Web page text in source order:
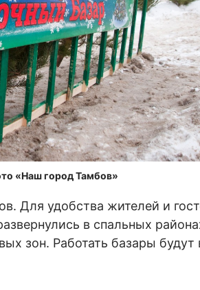
«Наш город Тамбов»
Для удобства жителей и
в спальных
зон. Работать базары будут